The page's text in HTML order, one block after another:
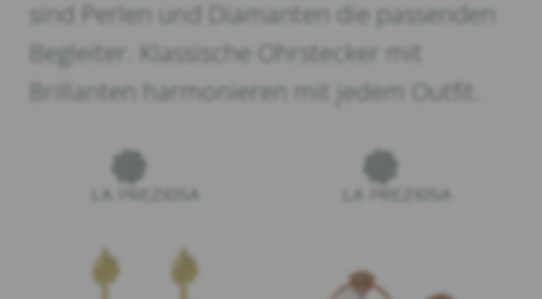
sind Perlen und Diamanten die passenden
Begleiter. Klassische Ohrstecker mit
Brillanten harmonieren mit jedem Outfit.